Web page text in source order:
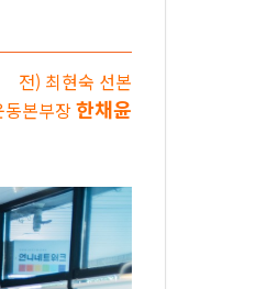
전) 최현숙 선본
동본부장한채윤